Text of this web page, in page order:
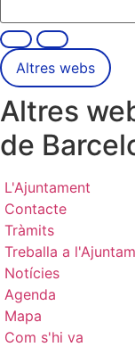
Altres webs
Altres
de
L'Ajuntament
Contacte
Tràmits
Treballa a
Notícies
Agenda
Mapa
Com s'hi va